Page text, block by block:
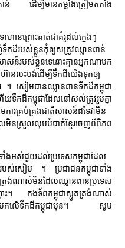
ាន់ ដើម្បីមានកម្លាំងត្រៀមតតាំង
ហានព្រោះគាត់ជាគំរូដល់ក្មេងៗ
កដីរបស់ខ្លួនកុំឲ្យសត្រូវឈ្លានពាន់
របស់ខ្លួនទេនោះគ្មានអ្នកណាមក
បហ៊ានលះបង់ដើម្បីទឹកដីយើងទុកឲ្យ
។ សៀមបានឈ្លានពានទឹកដីកម្ពុជា
ទឹកដីកម្ពុជាដែលនៅសល់ត្រូវរួមគ្នា
មការគ្រប់គ្រងជាតិសាសន៍ដទៃវាមិន
មិនស្រួលលុបបំបាត់ខ្មែរចេញពីពិភព
ាំងអស់ជួយដល់ប្រទេសកម្ពុជាដែល
របស់សៀម ។ ប្រជាជនកម្ពុជាទាំង
ត្រង់ណាស់មិនដែលឈ្លានពានប្រទេស
ះ។ កងទ័ពកម្ពុជាស្លូតត្រង់ណាស់
ពានមកលើទឹកដីកម្ពុជាមុន។ សូម